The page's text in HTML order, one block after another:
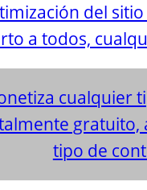
del
a todos,
cualquier
tipo de